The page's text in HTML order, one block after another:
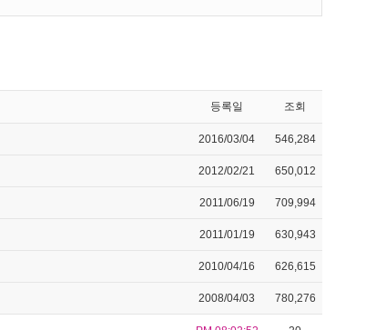
등록일 조회
2016/03/04 546,284
2012/02/21 650,012
2011/06/19 709,994
2011/01/19 630,943
2010/04/16 626,615
2008/04/03 780,276